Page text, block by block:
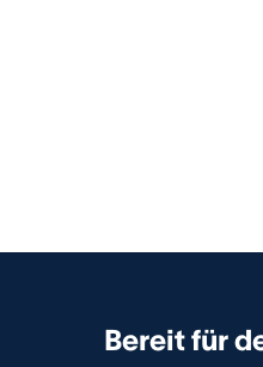
Bereit für